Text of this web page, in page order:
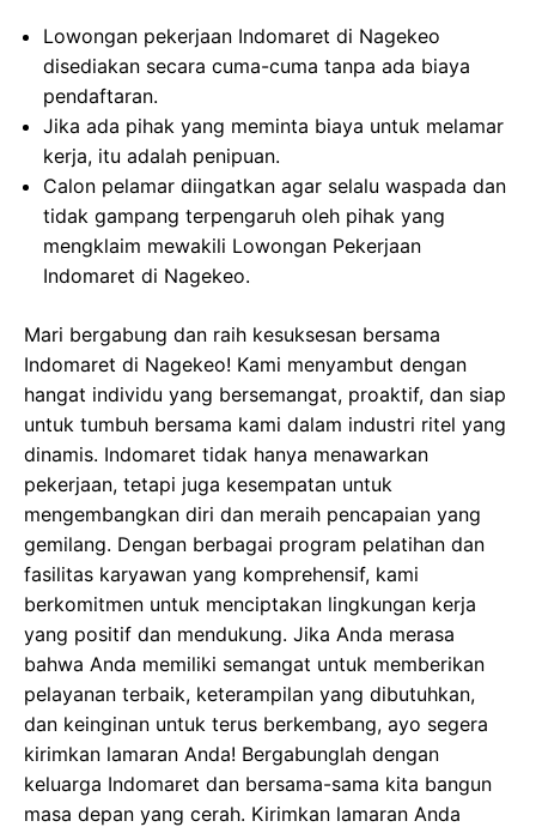
Lowongan pekerjaan Indomaret di Nagekeo
disediakan secara cuma-cuma tanpa ada biaya
pendaftaran.
Jika ada pihak yang meminta biaya untuk melamar
kerja, itu adalah penipuan.
Calon pelamar diingatkan agar selalu waspada dan
tidak gampang terpengaruh oleh pihak yang
mengklaim mewakili Lowongan Pekerjaan
Indomaret di Nagekeo.
Mari bergabung dan raih kesuksesan bersama
Indomaret di Nagekeo! Kami menyambut dengan
hangat individu yang bersemangat, proaktif, dan siap
untuk tumbuh bersama kami dalam industri ritel yang
dinamis. Indomaret tidak hanya menawarkan
pekerjaan, tetapi juga kesempatan untuk
mengembangkan diri dan meraih pencapaian yang
gemilang. Dengan berbagai program pelatihan dan
fasilitas karyawan yang komprehensif, kami
berkomitmen untuk menciptakan lingkungan kerja
yang positif dan mendukung. Jika Anda merasa
bahwa Anda memiliki semangat untuk memberikan
pelayanan terbaik, keterampilan yang dibutuhkan,
dan keinginan untuk terus berkembang, ayo segera
kirimkan lamaran Anda! Bergabunglah dengan
keluarga Indomaret dan bersama-sama kita bangun
masa depan yang cerah. Kirimkan lamaran Anda